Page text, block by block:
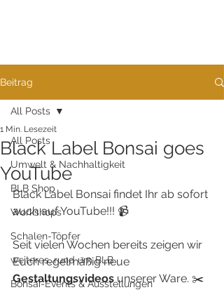
Beitrag
All Posts
Umwelt & Nachhaltigkeit
BLB Shop
Workshops
Schalen-Töpfer
weiteres, rund um BLB
Bonsai-Events & Ausstellungen
All Posts
Black Label Bonsai goes
YouTube
1 Min. Lesezeit
Black Label Bonsai findet Ihr ab sofort
auch auf YouTube!!! 📹
Seit vielen Wochen bereits zeigen wir
Euch regelmäßig neue
Gestaltungsvideos unserer Ware. ✂️